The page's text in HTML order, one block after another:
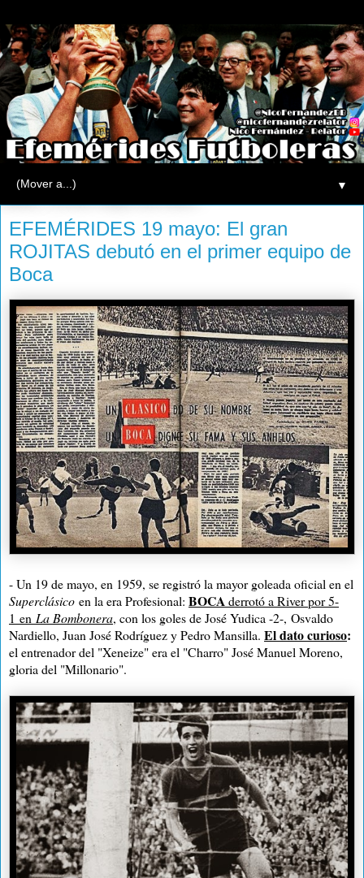
▼
lunes, 19 de mayo de 2014
EFEMÉRIDES 19 mayo: El gran
ROJITAS debutó en el primer equipo de
Boca
- Un 19 de mayo, en 1959, se registró la mayor goleada oficial en el
Superclásico en la era Profesional: BOCAderrotó a River por 5-
1 en La Bombonera, con los goles de José Yudica -2-, Osvaldo
Nardiello, Juan José Rodríguez y Pedro Mansilla. El dato curioso:
el entrenador del "Xeneize" era el "Charro" José Manuel Moreno,
gloria del "Millonario".